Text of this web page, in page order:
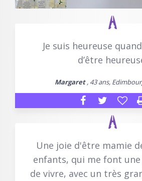
Je suis heureuse
d’être
Margaret, 43 ans,
Une joie d'être mamie
enfants, qui me font
de vivre, avec un très